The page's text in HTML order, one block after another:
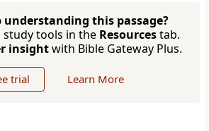
understanding this passage?
tools in the Resourcestab.
insightwith Bible Gateway Plus.
trial Learn More